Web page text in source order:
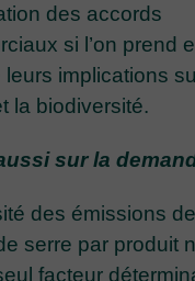
des accords
si l’on prend
leurs implications
la biodiversité.
sur la
des émissions
serre par produit
facteur